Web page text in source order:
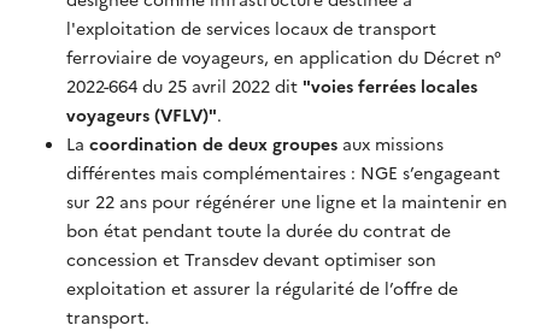
l'exploitation de services locaux de transport
ferroviaire de voyageurs, en application du Décret n°
2022-664 du 25 avril 2022 dit "voies ferrées locales
voyageurs (VFLV)".
La coordination de deux groupes aux missions
différentes mais complémentaires : NGE s’engageant
sur 22 ans pour régénérer une ligne et la maintenir en
bon état pendant toute la durée du contrat de
concession et Transdev devant optimiser son
exploitation et assurer la régularité de l’offre de
transport.